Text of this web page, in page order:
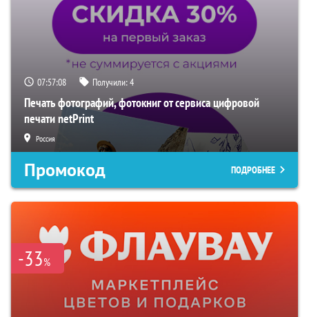
07:57:06 Получили:4
Печать фотографий, фотокниг от сервиса цифровой
печати netPrint
Россия
Промокод ПОДРОБНЕЕ
-33%